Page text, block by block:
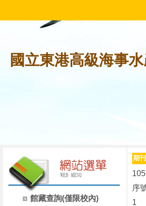
國立東港高級海事
館藏查詢(僅限校內)
期
序
1